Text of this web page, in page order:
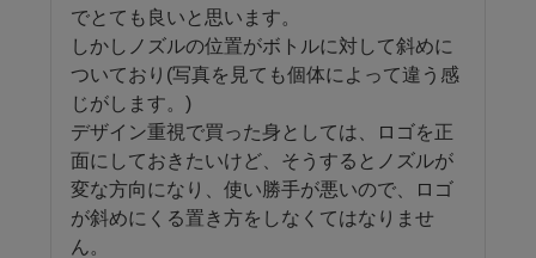
でとても良いと思います。
しかしノズルの位置がボトルに対して斜めに
ついており(写真を見ても個体によって違う感
じがします。)
デザイン重視で買った身としては、ロゴを正
面にしておきたいけど、そうするとノズルが
変な方向になり、使い勝手が悪いので、ロゴ
が斜めにくる置き方をしなくてはなりませ
ん。